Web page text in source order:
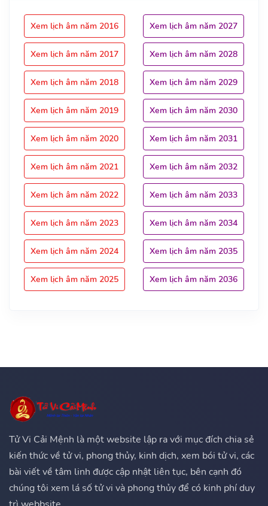
Xem lịch âm năm 2016
Xem lịch âm năm 2017
Xem lịch âm năm 2018
Xem lịch âm năm 2019
Xem lịch âm năm 2020
Xem lịch âm năm 2021
Xem lịch âm năm 2022
Xem lịch âm năm 2023
Xem lịch âm năm 2024
Xem lịch âm năm 2025
Xem lịch âm năm 2027
Xem lịch âm năm 2028
Xem lịch âm năm 2029
Xem lịch âm năm 2030
Xem lịch âm năm 2031
Xem lịch âm năm 2032
Xem lịch âm năm 2033
Xem lịch âm năm 2034
Xem lịch âm năm 2035
Xem lịch âm năm 2036
Tử Vi Cải Mệnh là một website lập ra với mục đích chia sẻ
kiến thức về tử vi, phong thủy, kinh dịch, xem bói tử vi, các
bài viết về tâm linh được cập nhật liên tục, bên cạnh đó
chúng tôi xem lá số tử vi và phong thủy để có kinh phí duy